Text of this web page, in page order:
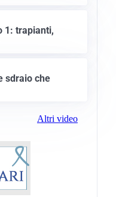
1: trapianti,
sdraio che
Altri video